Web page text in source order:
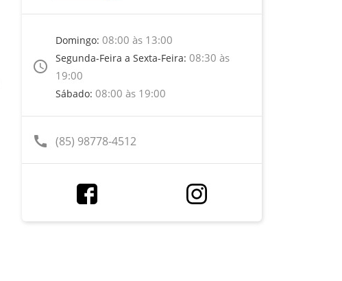
access_time
Domingo: 08:00 às 13:00
Segunda-Feira a Sexta-Feira: 08:30 às
19:00
Sábado: 08:00 às 19:00
call (85) 98778-4512